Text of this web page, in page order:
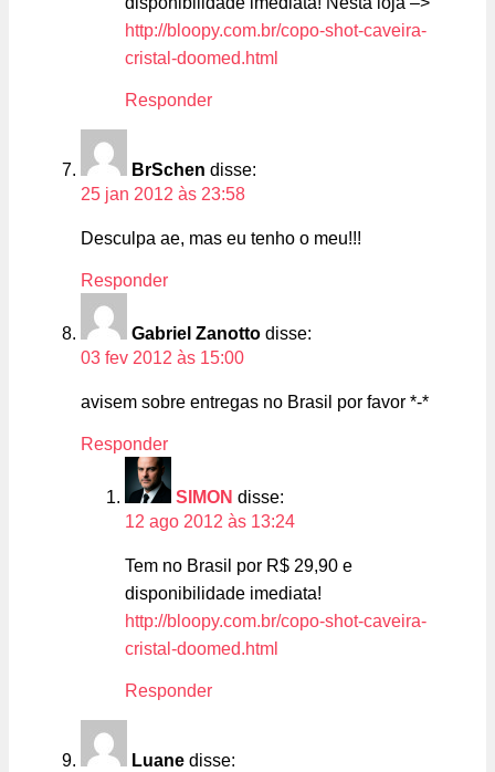
http://bloopy.com.br/copo-shot-caveira-
cristal-doomed.html
Responder
BrSchen disse:
25 jan 2012 às 23:58
Desculpa ae, mas eu tenho o meu!!!
Responder
Gabriel Zanotto disse:
03 fev 2012 às 15:00
avisem sobre entregas no Brasil por favor *-*
Responder
SIMON disse:
12 ago 2012 às 13:24
Tem no Brasil por R$ 29,90 e
disponibilidade imediata!
http://bloopy.com.br/copo-shot-caveira-
cristal-doomed.html
Responder
Luane disse: